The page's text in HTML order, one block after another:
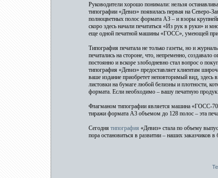
Руководители хорошо понимали: нельзя
типографии «Девиз» появилась первая на Северо-
полноцветных полос формата АЗ – и взоры
скоро здесь начали печататься «Из рук в руки» и
еще одной печатной машины «ГОСС», умеющей при
Типография печатала не только газеты, но и
печатались на стороне, что, непременно,
постоянно и вскоре злободневно стал вопрос о
типография «Девиз» предоставляет клиентам
ваше издание приобретет неповторимый вид,
листовки на бумаге любой белизны и плотности,
формата. Если необходимо – вашу печатную
Флагманом типографии является машина «ГОСС-
тиражи формата А3 объемом до 128 полос – эта
Сегодня типография «Девиз» стала по объему
пора остановиться в развитии – наших